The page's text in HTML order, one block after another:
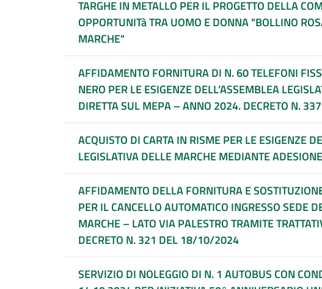
TARGHE IN METALLO PER IL PROGETTO DELLA
OPPORTUNITà TRA UOMO E DONNA "BOLLINO
MARCHE"
AFFIDAMENTO FORNITURA DI N. 60 TELEFONI
NERO PER LE ESIGENZE DELL’ASSEMBLEA
DIRETTA SUL MEPA – ANNO 2024. DECRETO N.
ACQUISTO DI CARTA IN RISME PER LE ESIGENZE
LEGISLATIVA DELLE MARCHE MEDIANTE
AFFIDAMENTO DELLA FORNITURA E
PER IL CANCELLO AUTOMATICO INGRESSO SEDE
MARCHE – LATO VIA PALESTRO TRAMITE
DECRETO N. 321 DEL 18/10/2024
SERVIZIO DI NOLEGGIO DI N. 1 AUTOBUS CON